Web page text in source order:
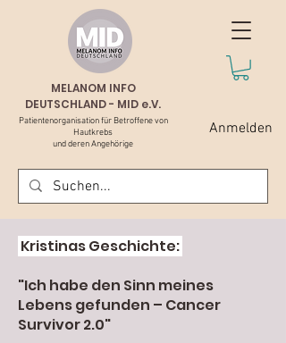
MELANOM INFO
DEUTSCHLAND - MID e.V.
Patientenorganisation für Betroffene von
Hautkrebs
und deren Angehörige
Anmelden
Kristinas Geschichte:
"Ich habe den Sinn meines
Lebens gefunden – Cancer
Survivor 2.0"